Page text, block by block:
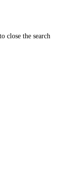
close the search